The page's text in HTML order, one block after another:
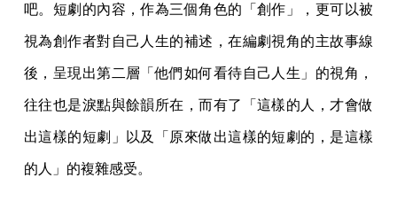
吧。短劇的內容，作為三個角色的「創作」，更可以被
視為創作者對自己人生的補述，在編劇視角的主故事線
後，呈現出第二層「他們如何看待自己人生」的視角，
往往也是淚點與餘韻所在，而有了「這樣的人，才會做
出這樣的短劇」以及「原來做出這樣的短劇的，是這樣
的人」的複雜感受。